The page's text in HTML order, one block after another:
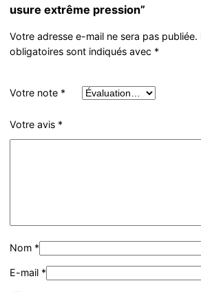
usure extrême pression”
Votre adresse e-mail ne sera pas publiée.
obligatoires sont indiqués avec *
Votre note *
Votre avis *
Nom *
E-mail *